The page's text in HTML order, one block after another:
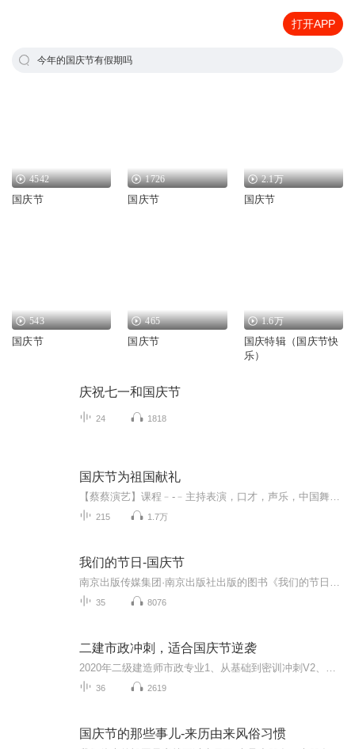
打开APP
今年的国庆节有假期吗
4542
国庆节
1726
国庆节
2.1万
国庆节
543
国庆节
465
国庆节
1.6万
国庆特辑（国庆节快
乐）
庆祝七一和国庆节
24 1818
国庆节为祖国献礼
215 1.7万
我们的节日-国庆节
35 8076
二建市政冲刺，适合国庆节逆袭
36 2619
国庆节的那些事儿-来历由来风俗习惯